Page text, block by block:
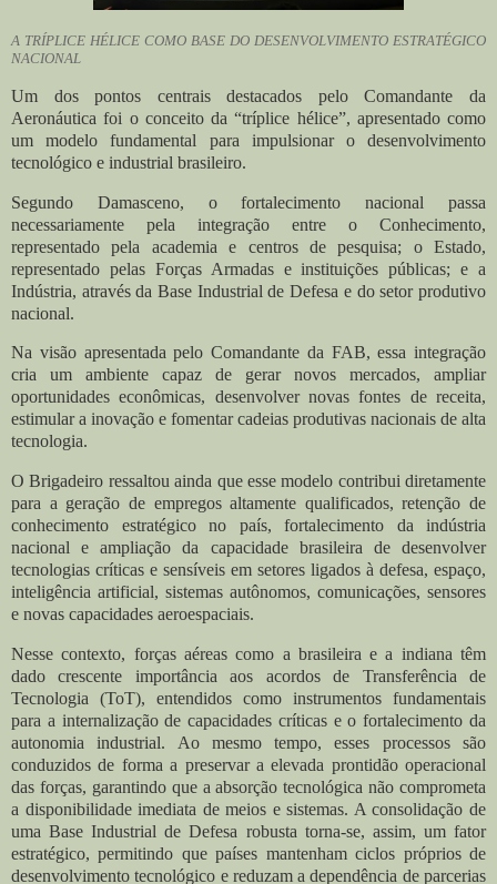
A TRÍPLICE HÉLICE COMO BASE DO DESENVOLVIMENTO ESTRATÉGICO
NACIONAL
Um dos pontos centrais destacados pelo Comandante da
Aeronáutica foi o conceito da “tríplice hélice”, apresentado como
um modelo fundamental para impulsionar o desenvolvimento
tecnológico e industrial brasileiro.
Segundo Damasceno, o fortalecimento nacional passa
necessariamente pela integração entre o Conhecimento,
representado pela academia e centros de pesquisa; o Estado,
representado pelas Forças Armadas e instituições públicas; e a
Indústria, através da Base Industrial de Defesa e do setor produtivo
nacional.
Na visão apresentada pelo Comandante da FAB, essa integração
cria um ambiente capaz de gerar novos mercados, ampliar
oportunidades econômicas, desenvolver novas fontes de receita,
estimular a inovação e fomentar cadeias produtivas nacionais de alta
tecnologia.
O Brigadeiro ressaltou ainda que esse modelo contribui diretamente
para a geração de empregos altamente qualificados, retenção de
conhecimento estratégico no país, fortalecimento da indústria
nacional e ampliação da capacidade brasileira de desenvolver
tecnologias críticas e sensíveis em setores ligados à defesa, espaço,
inteligência artificial, sistemas autônomos, comunicações, sensores
e novas capacidades aeroespaciais.
Nesse contexto, forças aéreas como a brasileira e a indiana têm
dado crescente importância aos acordos de Transferência de
Tecnologia (ToT), entendidos como instrumentos fundamentais
para a internalização de capacidades críticas e o fortalecimento da
autonomia industrial. Ao mesmo tempo, esses processos são
conduzidos de forma a preservar a elevada prontidão operacional
das forças, garantindo que a absorção tecnológica não comprometa
a disponibilidade imediata de meios e sistemas. A consolidação de
uma Base Industrial de Defesa robusta torna-se, assim, um fator
estratégico, permitindo que países mantenham ciclos próprios de
desenvolvimento tecnológico e reduzam a dependência de parcerias